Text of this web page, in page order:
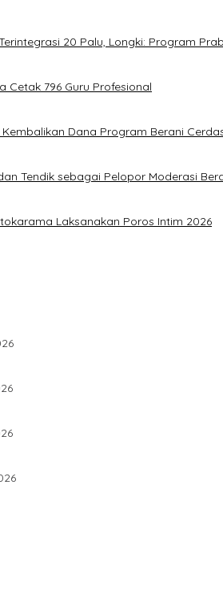
20 Palu, Longki: Program
Cetak 796 Guru Profesional
Dana Program Berani
Tendik sebagai Pelopor Moderasi
Laksanakan Poros Intim 2026